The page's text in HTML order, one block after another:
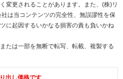
変更されることがあります。また、(株)リ
は当コンテンツの完全性、無誤謬性を保
に起因するいかなる損害の責も負いかね
たは一部を無断で転写、転載、複製する
出し価格です